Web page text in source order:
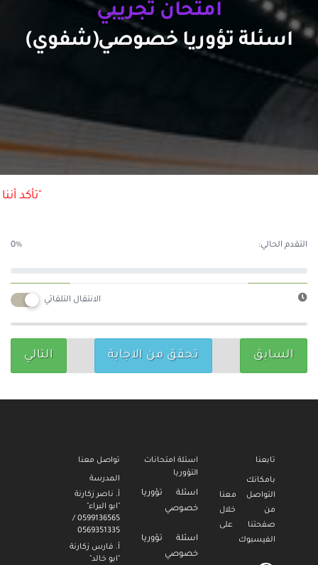
امتحان تجريبي
اسئلة تؤوريا خصوصي(شفوي)
"تأكد
التقدم الحالي: 0%
الانتقال التلقائي
السابق تحقق من الاجابة التالي
تواصل معنا
المدرسة
أ. ناصر زكارنة
"ابو البراء"
0599136565 /
0569351335
أ. فارس زكارنة
"ابو خالد"
اسئلة امتحانات
التؤوريا
اسئلة تؤوريا
خصوصي
اسئلة تؤوريا
خصوصي
تابعنا
بامكانك
التواصل معنا
من خلال
صفحتنا على
الفيسبوك